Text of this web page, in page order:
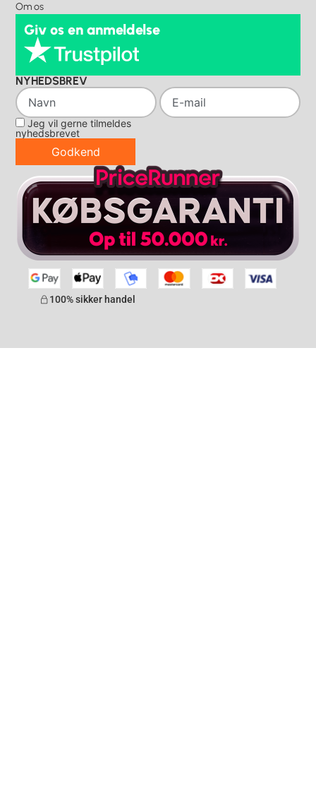
Om os
Giv os en anmeldelse
NYHEDSBREV
Jeg vil gerne tilmeldes
nyhedsbrevet
Godkend
100% sikker handel